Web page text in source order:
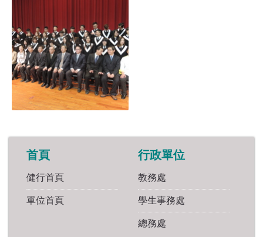
首頁
健行首頁
單位首頁
行政單位
教務處
學生事務處
總務處